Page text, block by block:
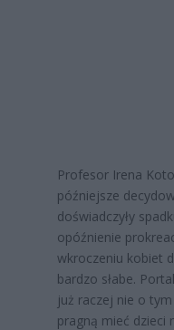
Profesor Irena
późniejsze
doświadczyły
opóźnienie
wkroczeniu kobiet
bardzo słabe.
już raczej nie o
pragną mieć dzieci